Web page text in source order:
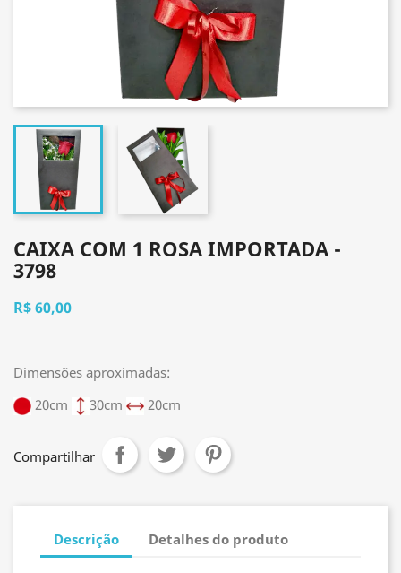
CAIXA COM 1 ROSA IMPORTADA -
3798
R$ 60,00
Dimensões aproximadas:
20cm
30cm 20cm
Compartilhar
Descrição Detalhes do produto